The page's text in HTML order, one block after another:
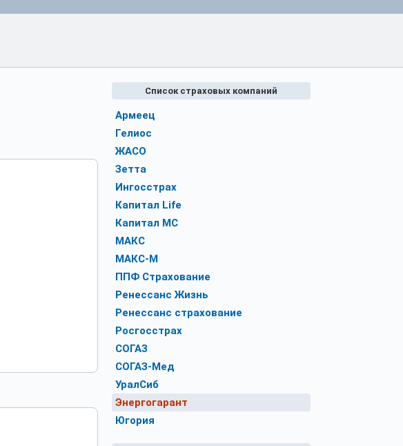
Список страховых компаний
Армеец
Гелиос
ЖАСО
Зетта
Ингосстрах
Капитал Life
Капитал МС
МАКС
МАКС-М
ППФ Страхование
Ренессанс Жизнь
Ренессанс страхование
Росгосстрах
СОГАЗ
СОГАЗ-Мед
УралСиб
Энергогарант
Югория